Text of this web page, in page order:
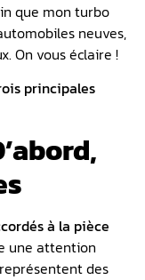
que mon turbo
neuves,
On vous éclaire !
principales
à la pièce
une attention
des